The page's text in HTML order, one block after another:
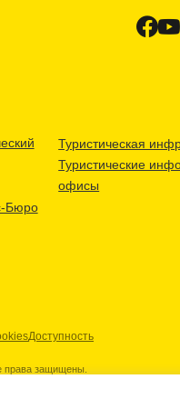
Бюро
Туристическая
Туристические
офисы
Доступность
права защищены.